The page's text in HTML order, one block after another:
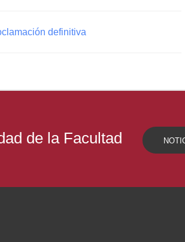
definitiva
de la Facultad